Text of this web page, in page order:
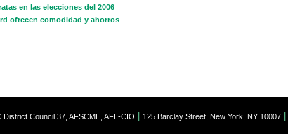
en las elecciones del 2006
ofrecen comodidad y ahorros
District Council 37, AFSCME, AFL-CIO 125 Barclay Street, New York, NY 10007